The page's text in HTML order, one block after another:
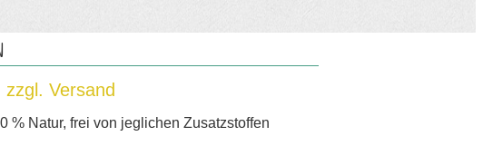
zzgl. Versand
% Natur, frei von jeglichen Zusatzstoffen